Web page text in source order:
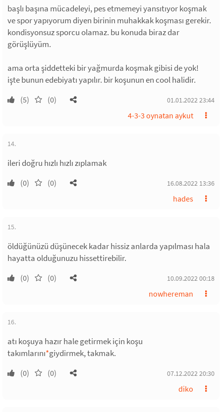
başlı başına mücadeleyi, pes etmemeyi yansıtıyor koşmak
ve spor yapıyorum diyen birinin muhakkak koşması gerekir.
kondisyonsuz sporcu olamaz. bu konuda biraz dar
görüşlüyüm.
ama orta şiddetteki bir yağmurda koşmak gibisi de yok!
işte bunun edebiyatı yapılır. bir koşunun en cool halidir.
(5) (0) 01.01.2022 23:44
4-3-3 oynatan aykut
14.
ileri doğru hızlı hızlı zıplamak
(0) (0) 16.08.2022 13:36
hades
15.
öldüğünüzü düşünecek kadar hissiz anlarda yapılması hala
hayatta olduğunuzu hissettirebilir.
(0) (0) 10.09.2022 00:18
nowhereman
16.
atı koşuya hazır hale getirmek için koşu
takımlarını*giydirmek, takmak.
(0) (0) 07.12.2022 20:30
diko